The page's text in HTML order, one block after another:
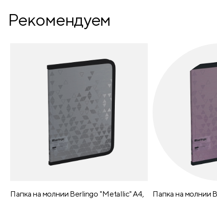
Диаметр грифеля (мм)
Рекомендуем
Папка на молнии Berlingo "Metallic" А4,
Папка на молнии